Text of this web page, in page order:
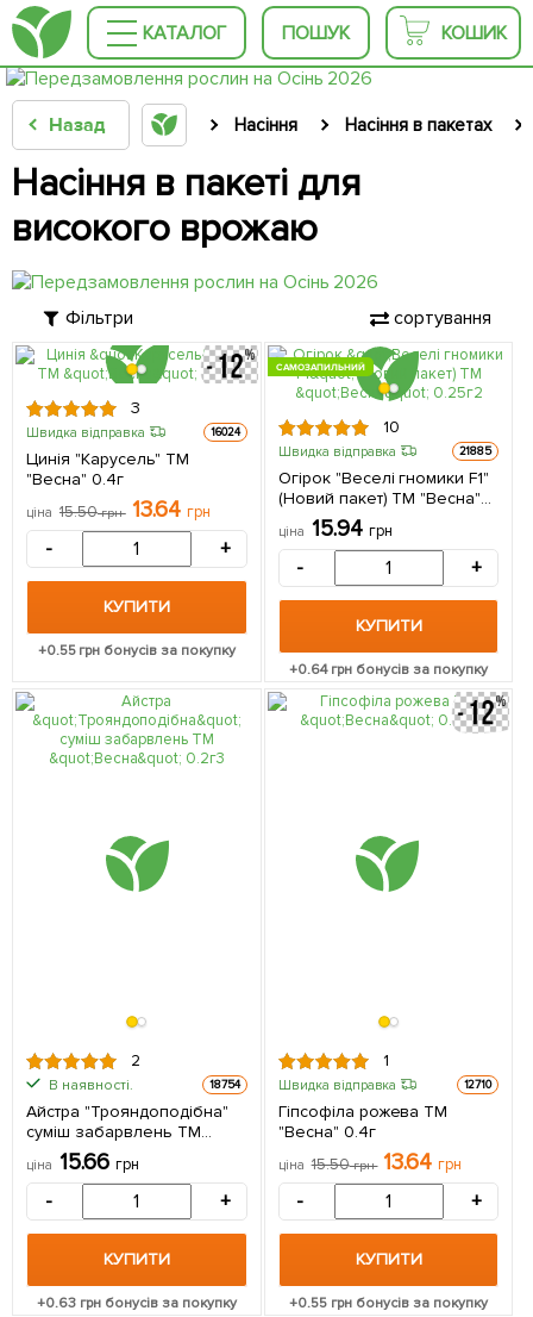
КАТАЛОГ ПОШУК КОШИК
Назад Насіння Насіння в пакетах
Насіння в пакеті для
високого врожаю
Фільтри сортування
3
Швидка відправка 16024
Цинія "Карусель" ТМ
"Весна" 0.4г
ціна 15.50грн 13.64 грн
- +
КУПИТИ
+0.55грн бонусів за покупку
САМОЗАПИЛЬНИЙ
10
Швидка відправка 21885
Огірок "Веселі гномики F1"
(Новий пакет) ТМ "Весна"
0.25г (самозапильний)
ціна 15.94 грн
- +
КУПИТИ
+0.64грн бонусів за покупку
2
В наявності. 18754
Айстра "Трояндоподібна"
суміш забарвлень ТМ
"Весна" 0.2г
ціна 15.66 грн
- +
КУПИТИ
+0.63 грн бонусів за покупку
1
Швидка відправка 12710
Гіпсофіла рожева ТМ
"Весна" 0.4г
ціна 15.50грн 13.64 грн
- +
КУПИТИ
+0.55 грн бонусів за покупку